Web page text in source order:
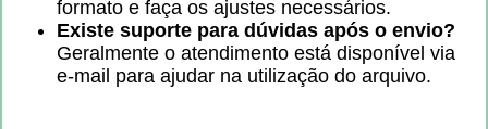
formato e faça os ajustes necessários.
Existe suporte para dúvidas após o envio?
Geralmente o atendimento está disponível via
e-mail para ajudar na utilização do arquivo.